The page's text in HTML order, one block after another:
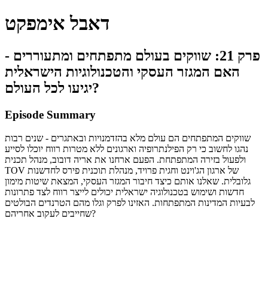
דאבל אימפקט
פרק 21: שווקים בעולם מתפתחים ומתעוררים -
האם המגזר העסקי והטכנולוגיות הישראלית
יגיעו לכל העולם?
Episode Summary
שווקים המתפתחים הם עולם מלא בהזדמנויות ובאתגרים - שנים רבות
נהגו לחשוב כי רק הפילנתרופיה וארגונים ללא מטרות רווח יוכלו לסייע
ולפעול בזירה המתפתחת. הפעם ארחנו את אריה דובוב, מנהל תכנית
TOV של ארגון הג'וינט וחגית פרויד, מנהלת תוכנית פירס לחדשנות
גלובלית. שאלנו אותם כיצד חיבור המגזר העסקי, המצאת שיטות מימון
חדשות ושימוש בטכנולוגיה ישראלית יכולים לייצר רווח לצד פתרונות
לבעיות המדינות המתפתחות. האזינו לפרק וגלו מהם הטרנדים הבולטים
שחייבים לעקוב אחריהם?